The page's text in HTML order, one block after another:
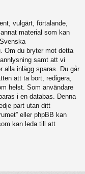
vulgärt, förtalande,
material som kan
Om du bryter mot detta
samt att vi
alla inlägg sparas. Du går
att ta bort, redigera,
helst. Som användare
i en databas. Denna
part utan ditt
eller phpBB kan
kan leda till att